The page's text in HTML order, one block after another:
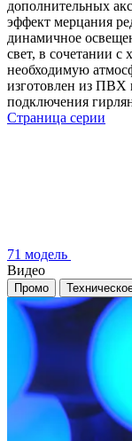
дополнительных
эффект мерцания
динамичное
свет, в сочетании с
необходимую
изготовлен из ПВХ
подключения
Страница серии
71 модель
Видео
Промо